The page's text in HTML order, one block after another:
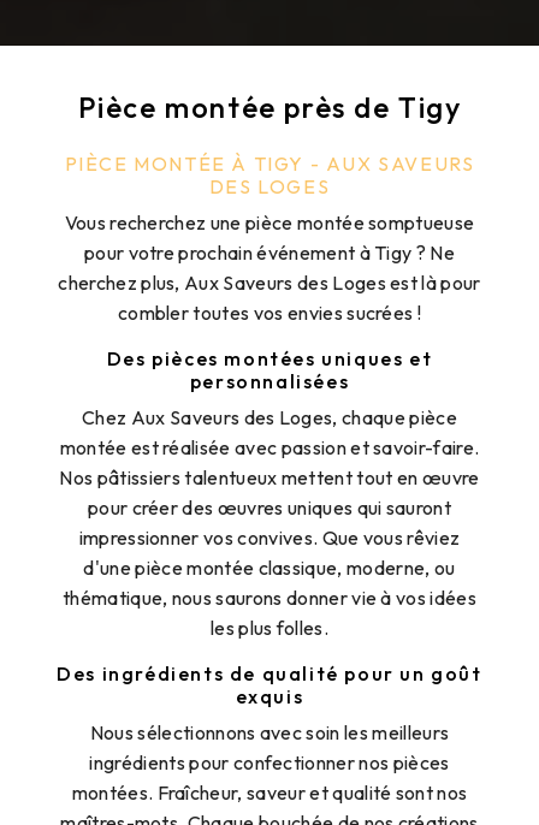
Pièce montée près de Tigy
PIÈCE MONTÉE À TIGY - AUX SAVEURS
DES LOGES
Vous recherchez une pièce montée somptueuse
pour votre prochain événement à Tigy ? Ne
cherchez plus, Aux Saveurs des Loges est là pour
combler toutes vos envies sucrées !
Des pièces montées uniques et
personnalisées
Chez Aux Saveurs des Loges, chaque pièce
montée est réalisée avec passion et savoir-faire.
Nos pâtissiers talentueux mettent tout en œuvre
pour créer des œuvres uniques qui sauront
impressionner vos convives. Que vous rêviez
d'une pièce montée classique, moderne, ou
thématique, nous saurons donner vie à vos idées
les plus folles.
Des ingrédients de qualité pour un goût
exquis
Nous sélectionnons avec soin les meilleurs
ingrédients pour confectionner nos pièces
montées. Fraîcheur, saveur et qualité sont nos